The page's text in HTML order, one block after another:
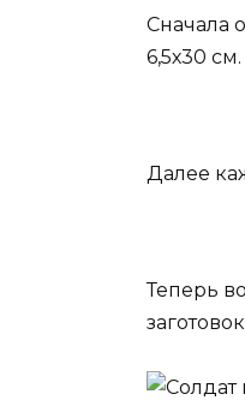
Сначала
6,5х30
Далее
Теперь